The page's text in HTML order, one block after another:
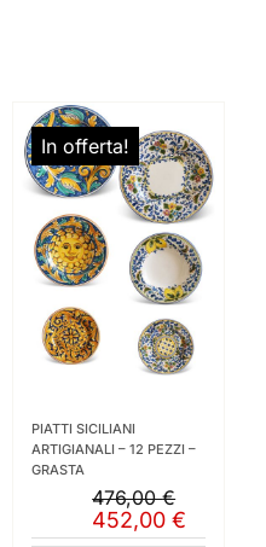
In offerta!
PIATTI SICILIANI
ARTIGIANALI – 12 PEZZI –
GRASTA
476,00€
Il
prezzo
452,00€
Il
prezzo